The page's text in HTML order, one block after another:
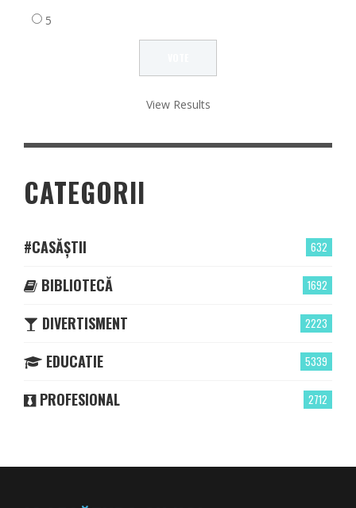
5
View Results
CATEGORII
632
#CASĂȘTII
1692
BIBLIOTECĂ
2223
DIVERTISMENT
5339
EDUCATIE
2712
PROFESIONAL